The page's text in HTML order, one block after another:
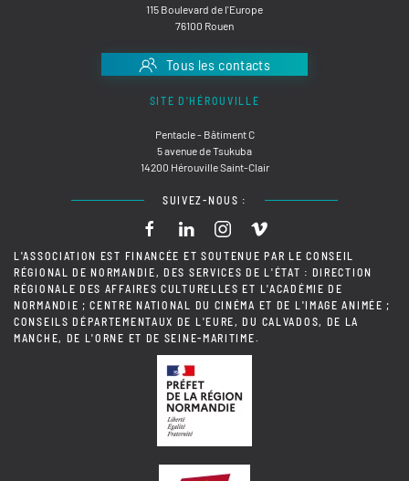
115 Boulevard de l'Europe
76100 Rouen
Tous les contacts
SITE D'HÉROUVILLE
Pentacle - Bâtiment C
5 avenue de Tsukuba
14200 Hérouville Saint-Clair
SUIVEZ-NOUS :
L'ASSOCIATION EST FINANCÉE ET SOUTENUE PAR LE CONSEIL
RÉGIONAL DE NORMANDIE, DES SERVICES DE L'ÉTAT : DIRECTION
RÉGIONALE DES AFFAIRES CULTURELLES ET L'ACADÉMIE DE
NORMANDIE ; CENTRE NATIONAL DU CINÉMA ET DE L'IMAGE ANIMÉE ;
CONSEILS DÉPARTEMENTAUX DE L'EURE, DU CALVADOS, DE LA
MANCHE, DE L'ORNE ET DE SEINE-MARITIME.